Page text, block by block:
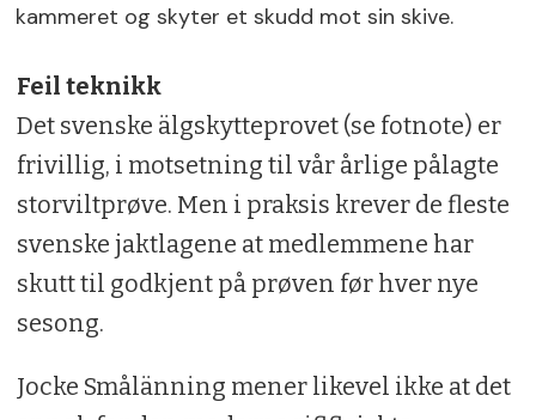
kammeret og skyter et skudd mot sin skive.
Feil teknikk
Det svenske älgskytteprovet (se fotnote) er
frivillig, i motsetning til vår årlige pålagte
storviltprøve. Men i praksis krever de fleste
svenske jaktlagene at medlemmene har
skutt til godkjent på prøven før hver nye
sesong.
Jocke Smålänning mener likevel ikke at det